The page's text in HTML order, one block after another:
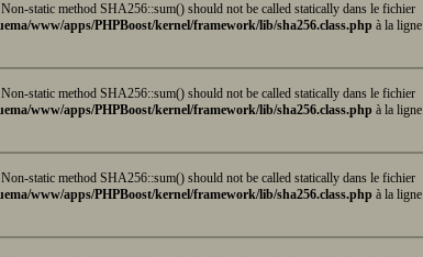
Non-static method SHA256::sum() should not be called statically dans le fichier
www/apps/PHPBoost/kernel/framework/lib/sha256.class.php à la ligne
Non-static method SHA256::sum() should not be called statically dans le fichier
www/apps/PHPBoost/kernel/framework/lib/sha256.class.php à la ligne
Non-static method SHA256::sum() should not be called statically dans le fichier
www/apps/PHPBoost/kernel/framework/lib/sha256.class.php à la ligne